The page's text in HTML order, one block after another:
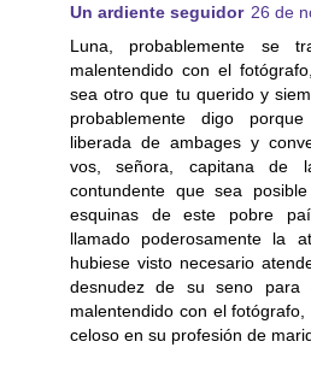
Un ardiente seguidor 26 de
Luna, probablemente se
malentendido con el
sea otro que tu querido y
probablemente digo
liberada de ambages y
vos, señora, capitana de
contundente que sea
esquinas de este pobre
llamado poderosamente la
hubiese visto necesario
desnudez de su seno para
malentendido con el
celoso en su profesión de